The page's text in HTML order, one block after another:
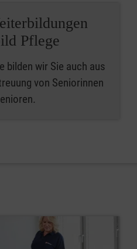
Pflege
bilden wir Sie auch aus
von Seniorinnen